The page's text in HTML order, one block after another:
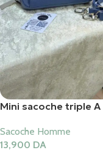
Mini sacoche triple A
Sacoche Homme
13,900 DA